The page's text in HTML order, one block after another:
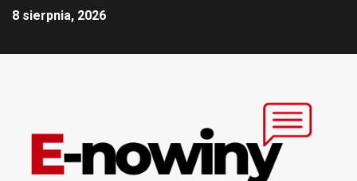
8 sierpnia, 2026